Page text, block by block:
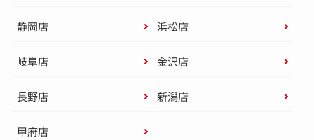
静岡店 浜松店
岐阜店 金沢店
長野店 新潟店
甲府店